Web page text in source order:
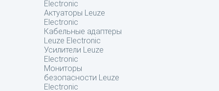
Electronic
Актуаторы Leuze
Electronic
Кабельные адаптеры
Leuze Electronic
Усилители Leuze
Electronic
Мониторы
безопасности Leuze
Electronic